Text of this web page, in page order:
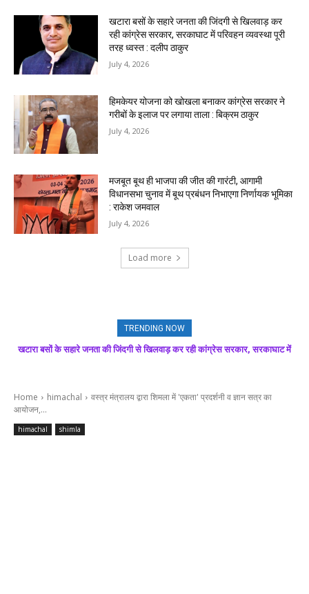
खटारा बसों के सहारे जनता की जिंदगी से खिलवाड़ कर
रही कांग्रेस सरकार, सरकाघाट में परिवहन व्यवस्था पूरी
तरह ध्वस्त : दलीप ठाकुर
July 4, 2026
हिमकेयर योजना को खोखला बनाकर कांग्रेस सरकार ने
गरीबों के इलाज पर लगाया ताला : बिक्रम ठाकुर
July 4, 2026
मजबूत बूथ ही भाजपा की जीत की गारंटी, आगामी
विधानसभा चुनाव में बूथ प्रबंधन निभाएगा निर्णायक भूमिका
: राकेश जमवाल
July 4, 2026
Load more